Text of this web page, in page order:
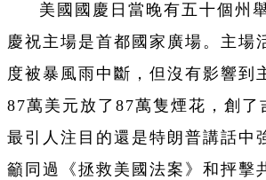
美國國慶日當晚有五十個州
慶祝主場是首都國家廣場。主場
度被暴風雨中斷，但沒有影響到
87萬美元放了87萬隻煙花，創了
最引人注目的還是特朗普講話中
籲同過《拯救美國法案》和抨擊